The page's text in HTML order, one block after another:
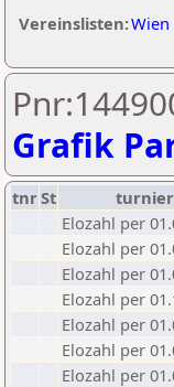
Vereinslisten:Wien
Grafik
tnrSt turnier
Elozahl per
Elozahl per
Elozahl per
Elozahl per
Elozahl per
Elozahl per
Elozahl per